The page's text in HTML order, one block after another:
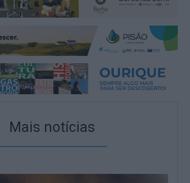
Mais notícias